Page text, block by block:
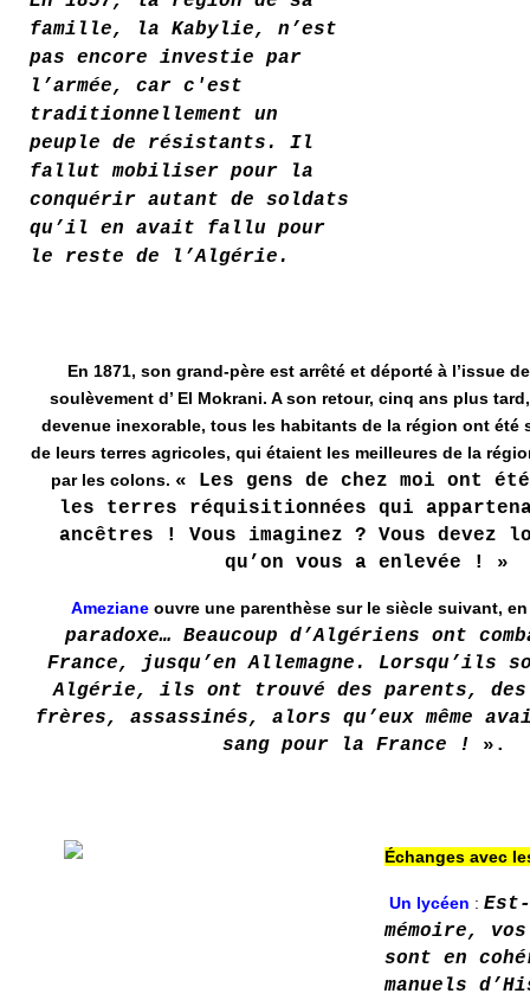
famille, la Kabylie, n’est
pas encore investie par
l’armée, car c'est
traditionnellement un
peuple de résistants. Il
fallut mobiliser pour la
conquérir autant de soldats
qu’il en avait fallu pour
le reste de l’Algérie.
En 1871, son grand-père est arrêté et déporté à l’issue
soulèvement d’ El Mokrani. A son retour, cinq ans plus
devenue inexorable, tous les habitants de la région ont été
de leurs terres agricoles, qui étaient les meilleures de la
par les colons. « Les gens de chez moi ont
les terres réquisitionnées qui
ancêtres ! Vous imaginez ? Vous devez
qu’on vous a enlevée ! »
Ameziane ouvre une parenthèse sur le siècle suivant, en
paradoxe… Beaucoup d’Algériens ont
France, jusqu’en Allemagne. Lorsqu’ils
Algérie, ils ont trouvé des parents, des
frères, assassinés, alors qu’eux même
sang pour la France ! ».
Échanges avec
Un lycéen :
mémoire,
sont en
manuels